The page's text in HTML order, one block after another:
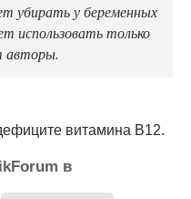
убирать у беременных
использовать только
авторы.
витамина В12.
в